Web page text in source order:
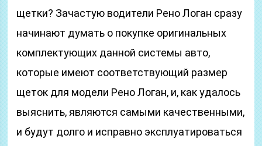
щетки? Зачастую водители Рено Логан сразу
начинают думать о покупке оригинальных
комплектующих данной системы авто,
которые имеют соответствующий размер
щеток для модели Рено Логан, и, как удалось
выяснить, являются самыми качественными,
и будут долго и исправно эксплуатироваться